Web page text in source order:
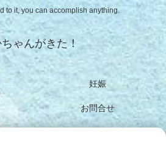
to it, you can accomplish anything.
ゃんがきた！
妊娠
お問合せ